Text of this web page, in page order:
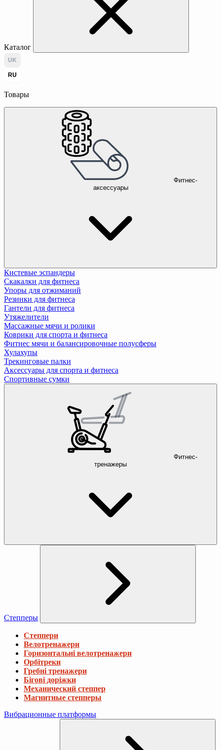
Каталог
UK
RU
Товары
Фитнес-
аксессуары
Кистевые эспандеры
Скакалки для фитнеса
Упоры для отжиманий
Резинки для фитнеса
Гантели для фитнеса
Утяжелители
Массажные мячи и ролики
Коврики для спорта и фитнеса
Фитнес мячи и балансировочные полусферы
Хулахупы
Трекинговые палки
Аксессуары для спорта и фитнеса
Спортивные сумки
Фитнес-
тренажеры
Степперы
Степпери
Велотренажери
Горизонтальні велотренажери
Орбітреки
Гребні тренажери
Бігові доріжки
Механический степпер
Магнитные степперы
Вибрационные платформы